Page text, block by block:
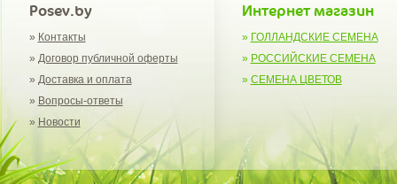
Posev.by
» Контакты
» Договор публичной оферты
» Доставка и оплата
» Вопросы-ответы
» Новости
Интернет магазин
» ГОЛЛАНДСКИЕ СЕМЕНА
» РОССИЙСКИЕ СЕМЕНА
» СЕМЕНА ЦВЕТОВ